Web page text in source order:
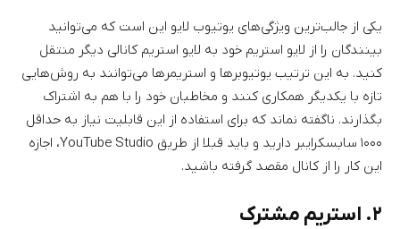
یکی از جالب‌ترین ویژگی‌های یوتیوب لایو این است که می‌توانید
بینندگان را از لایو استریم خود به لایو استریم کانالی دیگر منتقل
کنید. به این ترتیب یوتیوبرها و استریمرها می‌توانند به روش‌هایی
تازه با یکدیگر همکاری کنند و مخاطبان خود را با هم به اشتراک
بگذارند. ناگفته نماند که برای استفاده از این قابلیت نیاز به حداقل
۱۰۰۰ سابسکرایبر دارید و باید قبلا از طریق YouTube Studio، اجازه
این کار را از کانال مقصد گرفته باشید.
۲. استریم مشترک